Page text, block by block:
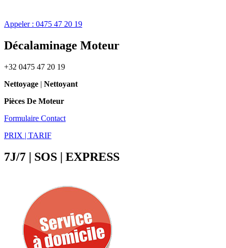
Appeler : 0475 47 20 19
Décalaminage Moteur
+32 0475 47 20 19
Nettoyage | Nettoyant
Pièces De Moteur
Formulaire Contact
PRIX | TARIF
7J/7 | SOS | EXPRESS